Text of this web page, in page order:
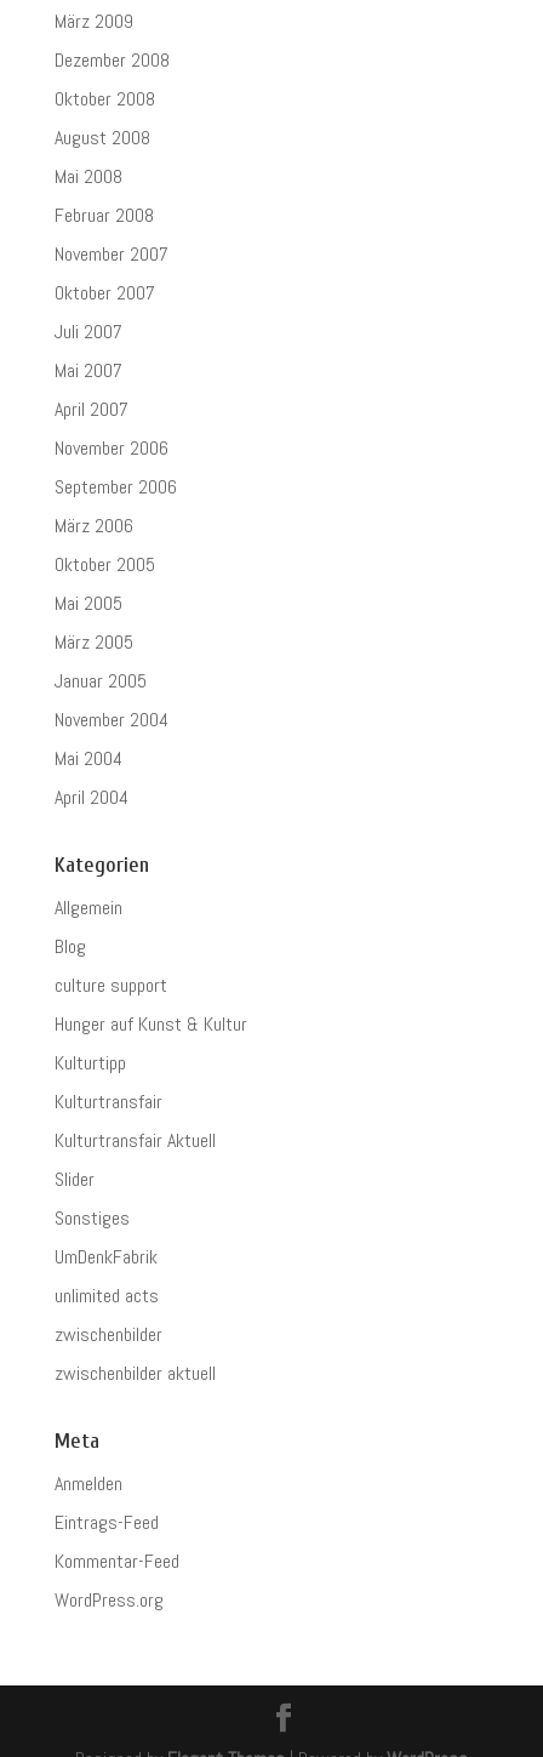
März 2009
Dezember 2008
Oktober 2008
August 2008
Mai 2008
Februar 2008
November 2007
Oktober 2007
Juli 2007
Mai 2007
April 2007
November 2006
September 2006
März 2006
Oktober 2005
Mai 2005
März 2005
Januar 2005
November 2004
Mai 2004
April 2004
Kategorien
Allgemein
Blog
culture support
Hunger auf Kunst & Kultur
Kulturtipp
Kulturtransfair
Kulturtransfair Aktuell
Slider
Sonstiges
UmDenkFabrik
unlimited acts
zwischenbilder
zwischenbilder aktuell
Meta
Anmelden
Eintrags-Feed
Kommentar-Feed
WordPress.org